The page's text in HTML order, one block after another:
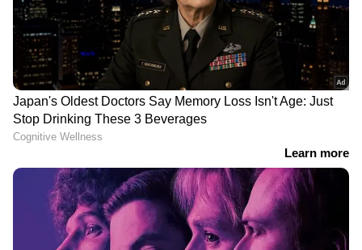
DOWNLOAD APP
ഇന്ത്യയിലെയും ലോകമെമ്പാടുമുള്ള എല്ലാ
India News അറിയാൻ എപ്പോഴും ഏഷ്യാനെറ്റ്
ന്യൂസ് വാർത്തകൾ.
Malayalam News
തത്സമയ അപ്‌ഡേറ്റുകളും ആഴത്തിലുള്ള